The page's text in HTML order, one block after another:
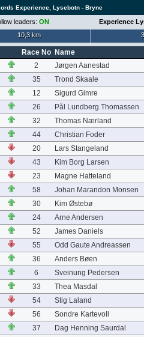
Experience, Lysebotn - Bryne
leaders: ON
Experience
10,3 km
Race No Name
2
Jørgen Aanestad
35
Trond Skaale
12
Sigurd Gimre
26
Pål Lundberg Thomassen
32
Thomas Nærland
44
Christian Foder
20
Lars Stangeland
43
Kim Borg Larsen
23
Magne Hatteland
58
Johan Marandon Monsen
30
Kim Østebø
24
Arne Andersen
52
James Daniels
55
Odd Gaute Andreassen
36
Anders Bøen
6
Sveinung Pedersen
33
Thea Masdal
54
Stig Laland
56
Sondre Kartevoll
37
Dag Henning Saurdal